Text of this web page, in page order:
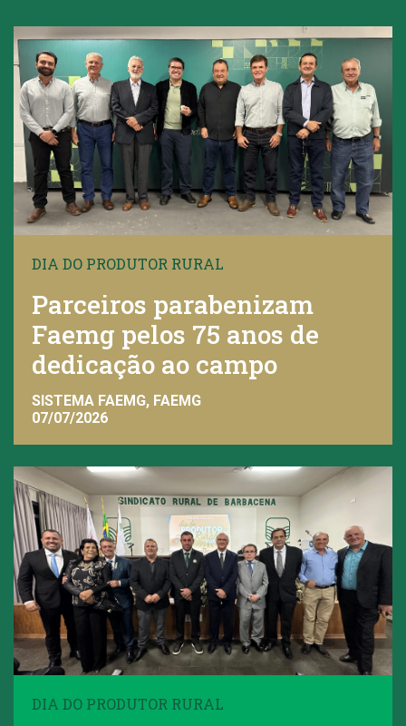
DIA DO PRODUTOR RURAL
Parceiros parabenizam
Faemg pelos 75 anos de
dedicação ao campo
SISTEMA FAEMG, FAEMG
07/07/2026
DIA DO PRODUTOR RURAL